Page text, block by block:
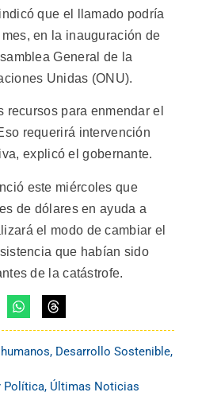
que el llamado podría
en la inauguración de
General de la
Unidas (ONU).
recursos para enmendar el
requerirá intervención
explicó el gobernante.
este miércoles que
de dólares en ayuda a
el modo de cambiar el
que habían sido
de la catástrofe.
, Desarrollo Sostenible,
Política, Últimas Noticias